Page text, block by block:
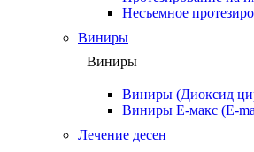
Несъемное
Виниры
Виниры
Виниры (Диоксид
Виниры Е-макс (E-
Лечение десен